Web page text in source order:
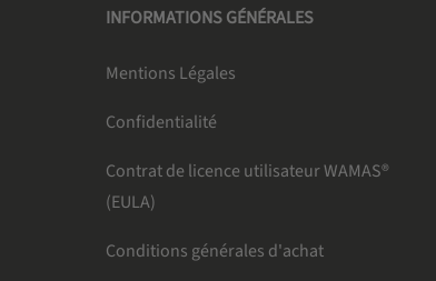
INFORMATIONS GÉNÉRALES
Mentions Légales
Confidentialité
Contrat de licence utilisateur WAMAS®
(EULA)
Conditions générales d'achat